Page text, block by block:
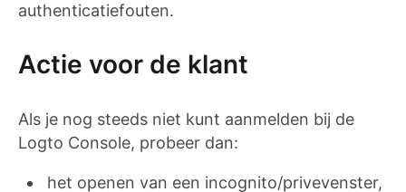
authenticatiefouten.
Actie voor de klant
Als je nog steeds niet kunt aanmelden bij de
Logto Console, probeer dan:
het openen van een incognito/privevenster,